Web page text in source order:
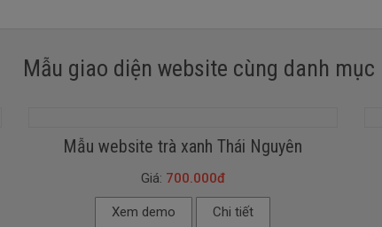
Mẫu giao diện website cùng danh mục
Mẫu website trà xanh Thái Nguyên
Giá: 700.000đ
Xem demo Chi tiết